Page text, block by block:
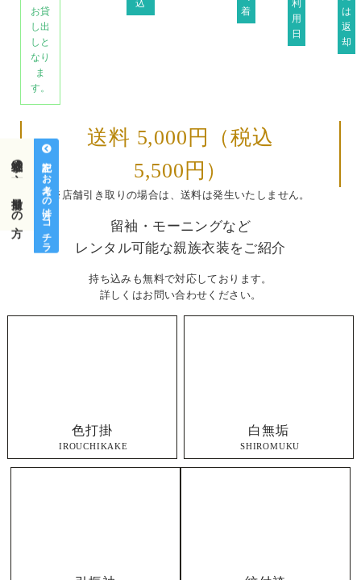
左記をお考えの方はコチラ
神社挙式の方
前撮りの方
お貸
し出
しと
なり
ま
す。
込
着
利
用
日
は
返
却
送料 5,000円
（税込
5,500円）
※店舗引き取りの場合は、送料は発生いたしません。
留袖・モーニングなど
レンタル可能な親族衣装をご紹介
持ち込みも無料で対応しております。
詳しくはお問い合わせください。
色打掛
IROUCHIKAKE
白無垢
SHIROMUKU